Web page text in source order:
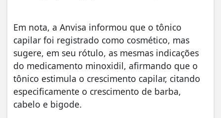
Em nota, a Anvisa informou que o tônico
capilar foi registrado como cosmético, mas
sugere, em seu rótulo, as mesmas indicações
do medicamento minoxidil, afirmando que o
tônico estimula o crescimento capilar, citando
especificamente o crescimento de barba,
cabelo e bigode.